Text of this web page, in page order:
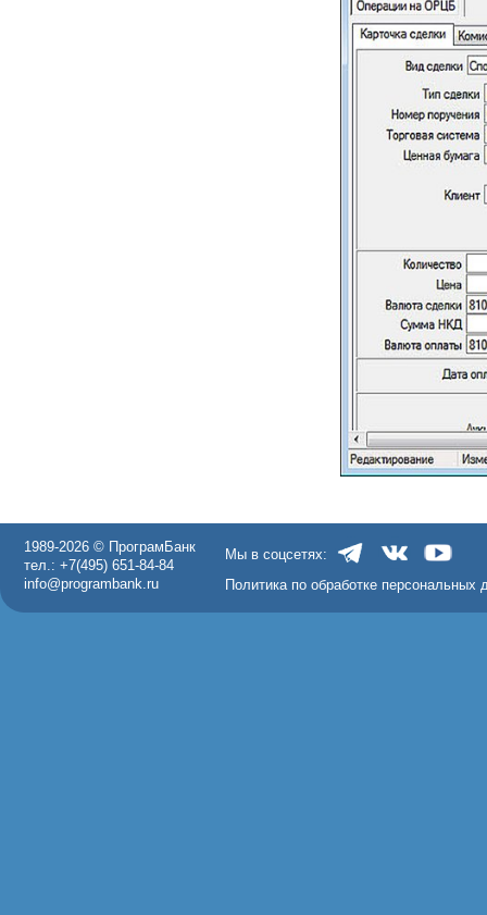
1989-2026 © ПрограмБанк
тел.: +7(495) 651-84-84
info@programbank.ru
Мы в соцсетях:
Политика по обработке персональных